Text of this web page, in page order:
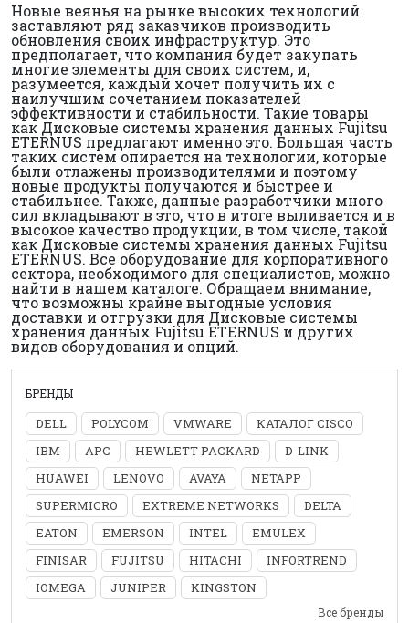
Новые веянья на рынке высоких технологий
заставляют ряд заказчиков производить
обновления своих инфраструктур. Это
предполагает, что компания будет закупать
многие элементы для своих систем, и,
разумеется, каждый хочет получить их с
наилучшим сочетанием показателей
эффективности и стабильности. Такие товары
как Дисковые системы хранения данных Fujitsu
ETERNUS предлагают именно это. Большая часть
таких систем опирается на технологии, которые
были отлажены производителями и поэтому
новые продукты получаются и быстрее и
стабильнее. Также, данные разработчики много
сил вкладывают в это, что в итоге выливается и в
высокое качество продукции, в том числе, такой
как Дисковые системы хранения данных Fujitsu
ETERNUS. Все оборудование для корпоративного
сектора, необходимого для специалистов, можно
найти в нашем каталоге. Обращаем внимание,
что возможны крайне выгодные условия
доставки и отгрузки для Дисковые системы
хранения данных Fujitsu ETERNUS и других
видов оборудования и опций.
БРЕНДЫ
DELL POLYCOM VMWARE
КАТАЛОГ CISCO
IBM
APC HEWLETT PACKARD
D-LINK
HUAWEI
LENOVO AVAYA
NETAPP
SUPERMICRO
EXTREME NETWORKS
DELTA
EATON
EMERSON INTEL
EMULEX
FINISAR
FUJITSU HITACHI
INFORTREND
IOMEGA
JUNIPER KINGSTON
Все бренды